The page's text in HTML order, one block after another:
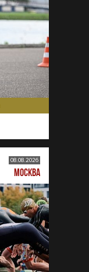
08.08.2026
МОСКВА